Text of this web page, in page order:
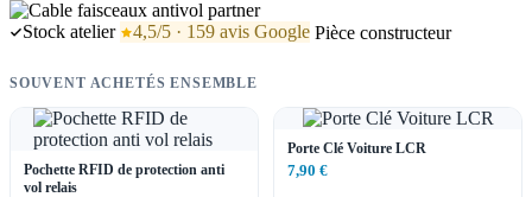
Stock atelier 4,5/5 · 159 avis Google Pièce constructeur
SOUVENT ACHETÉS ENSEMBLE
Pochette RFID de protection anti
vol relais
Porte Clé Voiture LCR
7,90 €